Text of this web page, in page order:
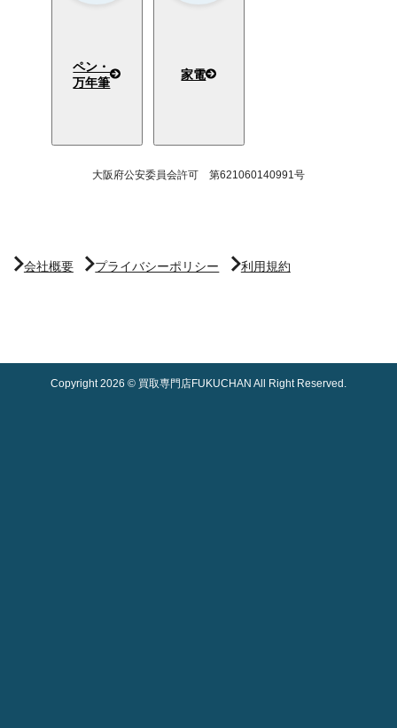
ペン・
万年筆
家電
大阪府公安委員会許可 第621060140991号
会社概要 プライバシーポリシー 利用規約
Copyright 2026 © 買取専門店FUKUCHAN All Right Reserved.